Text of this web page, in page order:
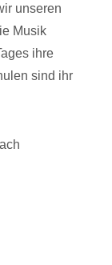
unseren
Musik
ihre
sind ihr